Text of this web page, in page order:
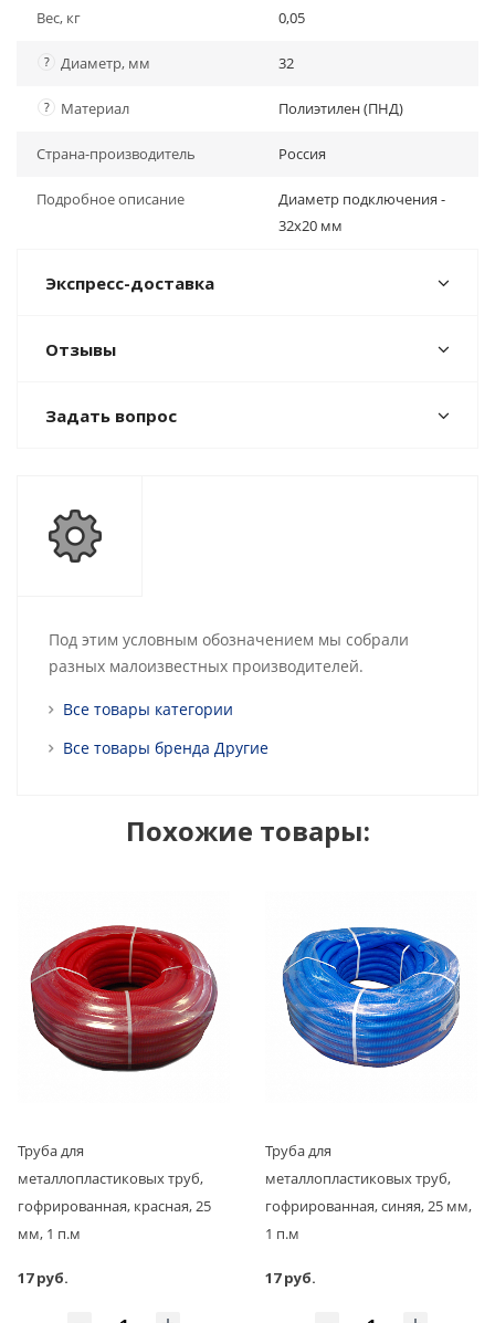
Вес, кг 0,05
? Диаметр, мм 32
? Материал Полиэтилен (ПНД)
Страна-производитель Россия
Подробное описание
Диаметр подключения -
32х20 мм
Экспресс-доставка
Отзывы
Задать вопрос
Под этим условным обозначением мы собрали
разных малоизвестных производителей.
Все товары категории
Все товары бренда Другие
Похожие товары:
Труба для
металлопластиковых труб,
гофрированная, красная, 25
мм, 1 п.м
17 руб.
Труба для
металлопластиковых труб,
гофрированная, синяя, 25 мм,
1 п.м
17 руб.